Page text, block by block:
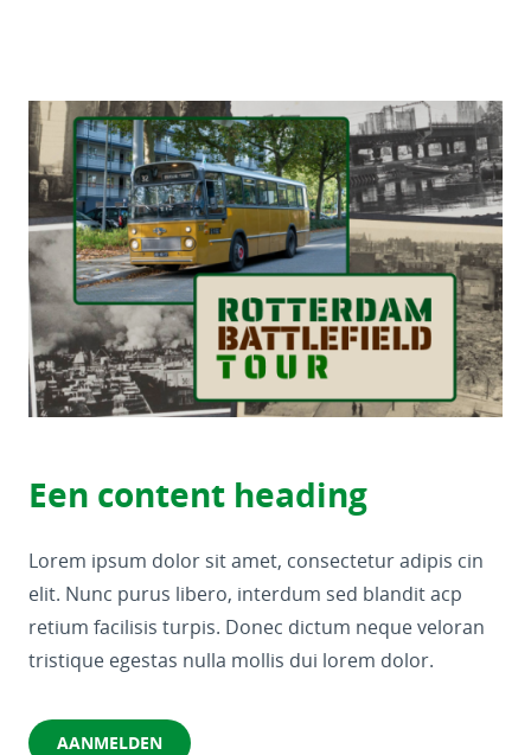
Een content heading
Lorem ipsum dolor sit amet, consectetur adipis cin
elit. Nunc purus libero, interdum sed blandit acp
retium facilisis turpis. Donec dictum neque veloran
tristique egestas nulla mollis dui lorem dolor.
AANMELDEN